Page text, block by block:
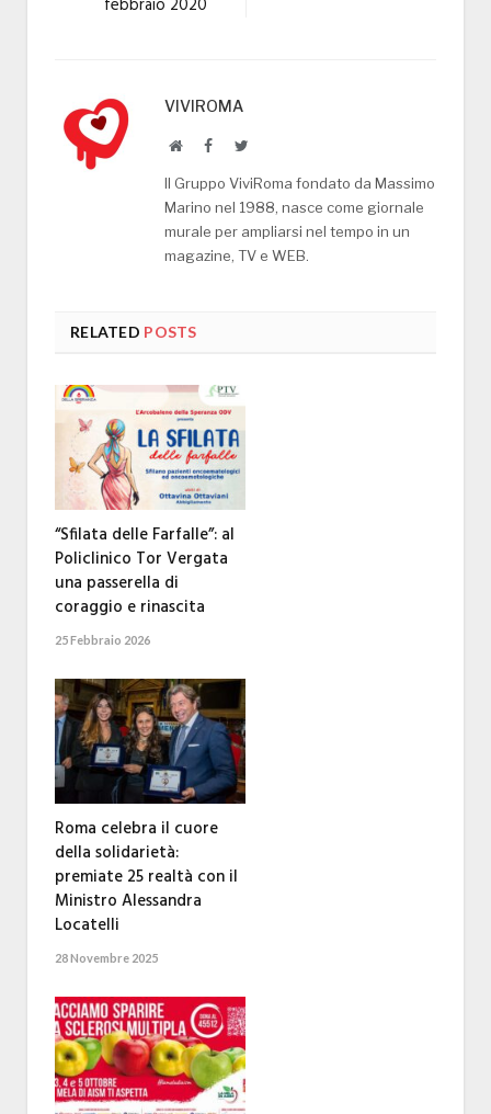
febbraio 2020
VIVIROMA
WebsiteFacebookTwitter
Il Gruppo ViviRoma fondato da Massimo
Marino nel 1988, nasce come giornale
murale per ampliarsi nel tempo in un
magazine, TV e WEB.
RELATED POSTS
“Sfilata delle Farfalle”: al
Policlinico Tor Vergata
una passerella di
coraggio e rinascita
25 Febbraio 2026
Roma celebra il cuore
della solidarietà:
premiate 25 realtà con il
Ministro Alessandra
Locatelli
28 Novembre 2025